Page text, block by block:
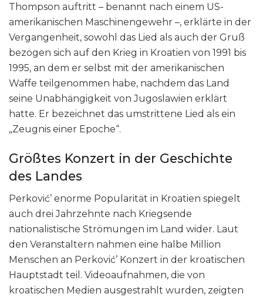
Thompson auftritt – benannt nach einem US-
amerikanischen Maschinengewehr –, erklärte in der
Vergangenheit, sowohl das Lied als auch der Gruß
bezögen sich auf den Krieg in Kroatien von 1991 bis
1995, an dem er selbst mit der amerikanischen
Waffe teilgenommen habe, nachdem das Land
seine Unabhängigkeit von Jugoslawien erklärt
hatte. Er bezeichnet das umstrittene Lied als ein
„Zeugnis einer Epoche“.
Größtes Konzert in der Geschichte
des Landes
Perković’ enorme Popularität in Kroatien spiegelt
auch drei Jahrzehnte nach Kriegsende
nationalistische Strömungen im Land wider. Laut
den Veranstaltern nahmen eine halbe Million
Menschen an Perković’ Konzert in der kroatischen
Hauptstadt teil. Videoaufnahmen, die von
kroatischen Medien ausgestrahlt wurden, zeigten